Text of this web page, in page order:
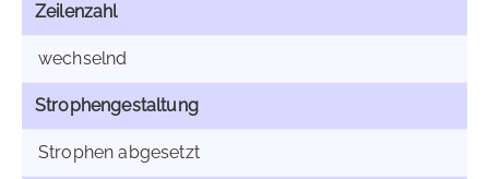
Zeilenzahl
wechselnd
Strophengestaltung
Strophen abgesetzt